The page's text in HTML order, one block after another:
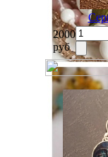
2000
руб